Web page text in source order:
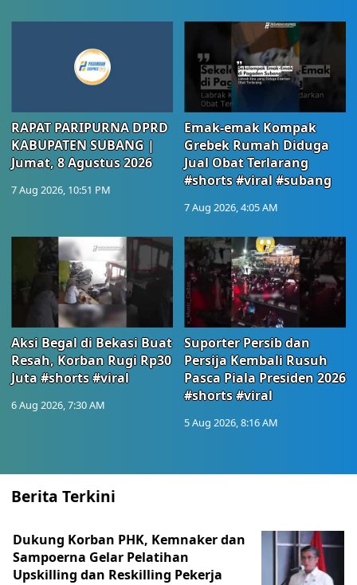
RAPAT PARIPURNA DPRD
KABUPATEN SUBANG |
Jumat, 8 Agustus 2026
7 Aug 2026, 10:51 PM
Emak-emak Kompak
Grebek Rumah Diduga
Jual Obat Terlarang
#shorts #viral #subang
7 Aug 2026, 4:05 AM
Aksi Begal di Bekasi Buat
Resah, Korban Rugi Rp30
Juta #shorts #viral
6 Aug 2026, 7:30 AM
Suporter Persib dan
Persija Kembali Rusuh
Pasca Piala Presiden 2026
#shorts #viral
5 Aug 2026, 8:16 AM
Berita Terkini
Dukung Korban PHK, Kemnaker dan
Sampoerna Gelar Pelatihan
Upskilling dan Reskilling Pekerja